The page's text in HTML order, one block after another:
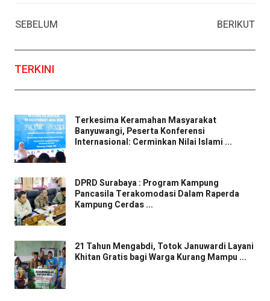
SEBELUM
BERIKUT
TERKINI
Terkesima Keramahan Masyarakat
Banyuwangi, Peserta Konferensi
Internasional: Cerminkan Nilai Islami ...
DPRD Surabaya : Program Kampung
Pancasila Terakomodasi Dalam Raperda
Kampung Cerdas ...
21 Tahun Mengabdi, Totok Januwardi Layani
Khitan Gratis bagi Warga Kurang Mampu ...